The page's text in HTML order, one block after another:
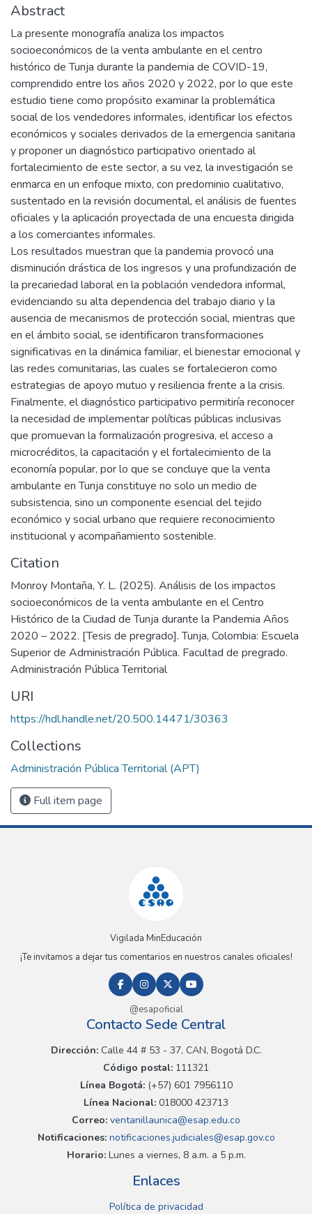
Abstract
La presente monografía analiza los impactos
socioeconómicos de la venta ambulante en el centro
histórico de Tunja durante la pandemia de COVID-19,
comprendido entre los años 2020 y 2022, por lo que este
estudio tiene como propósito examinar la problemática
social de los vendedores informales, identificar los efectos
económicos y sociales derivados de la emergencia sanitaria
y proponer un diagnóstico participativo orientado al
fortalecimiento de este sector, a su vez, la investigación se
enmarca en un enfoque mixto, con predominio cualitativo,
sustentado en la revisión documental, el análisis de fuentes
oficiales y la aplicación proyectada de una encuesta dirigida
a los comerciantes informales.
Los resultados muestran que la pandemia provocó una
disminución drástica de los ingresos y una profundización de
la precariedad laboral en la población vendedora informal,
evidenciando su alta dependencia del trabajo diario y la
ausencia de mecanismos de protección social, mientras que
en el ámbito social, se identificaron transformaciones
significativas en la dinámica familiar, el bienestar emocional y
las redes comunitarias, las cuales se fortalecieron como
estrategias de apoyo mutuo y resiliencia frente a la crisis.
Finalmente, el diagnóstico participativo permitiría reconocer
la necesidad de implementar políticas públicas inclusivas
que promuevan la formalización progresiva, el acceso a
microcréditos, la capacitación y el fortalecimiento de la
economía popular, por lo que se concluye que la venta
ambulante en Tunja constituye no solo un medio de
subsistencia, sino un componente esencial del tejido
económico y social urbano que requiere reconocimiento
institucional y acompañamiento sostenible.
Citation
Monroy Montaña, Y. L. (2025). Análisis de los impactos
socioeconómicos de la venta ambulante en el Centro
Histórico de la Ciudad de Tunja durante la Pandemia Años
2020 – 2022. [Tesis de pregrado]. Tunja, Colombia: Escuela
Superior de Administración Pública. Facultad de pregrado.
Administración Pública Territorial
URI
https://hdl.handle.net/20.500.14471/30363
Collections
Administración Pública Territorial (APT)
Full item page
Vigilada MinEducación
¡Te invitamos a dejar tus comentarios en nuestros canales oficiales!
@esapoficial
Contacto Sede Central
Dirección:Calle 44 # 53 - 37, CAN, Bogotá D.C.
Código postal: 111321
Línea Bogotá:(+57) 601 7956110
Línea Nacional: 018000 423713
Correo: ventanillaunica@esap.edu.co
Notificaciones:notificaciones.judiciales@esap.gov.co
Horario:Lunes a viernes, 8 a.m. a 5 p.m.
Enlaces
Política de privacidad